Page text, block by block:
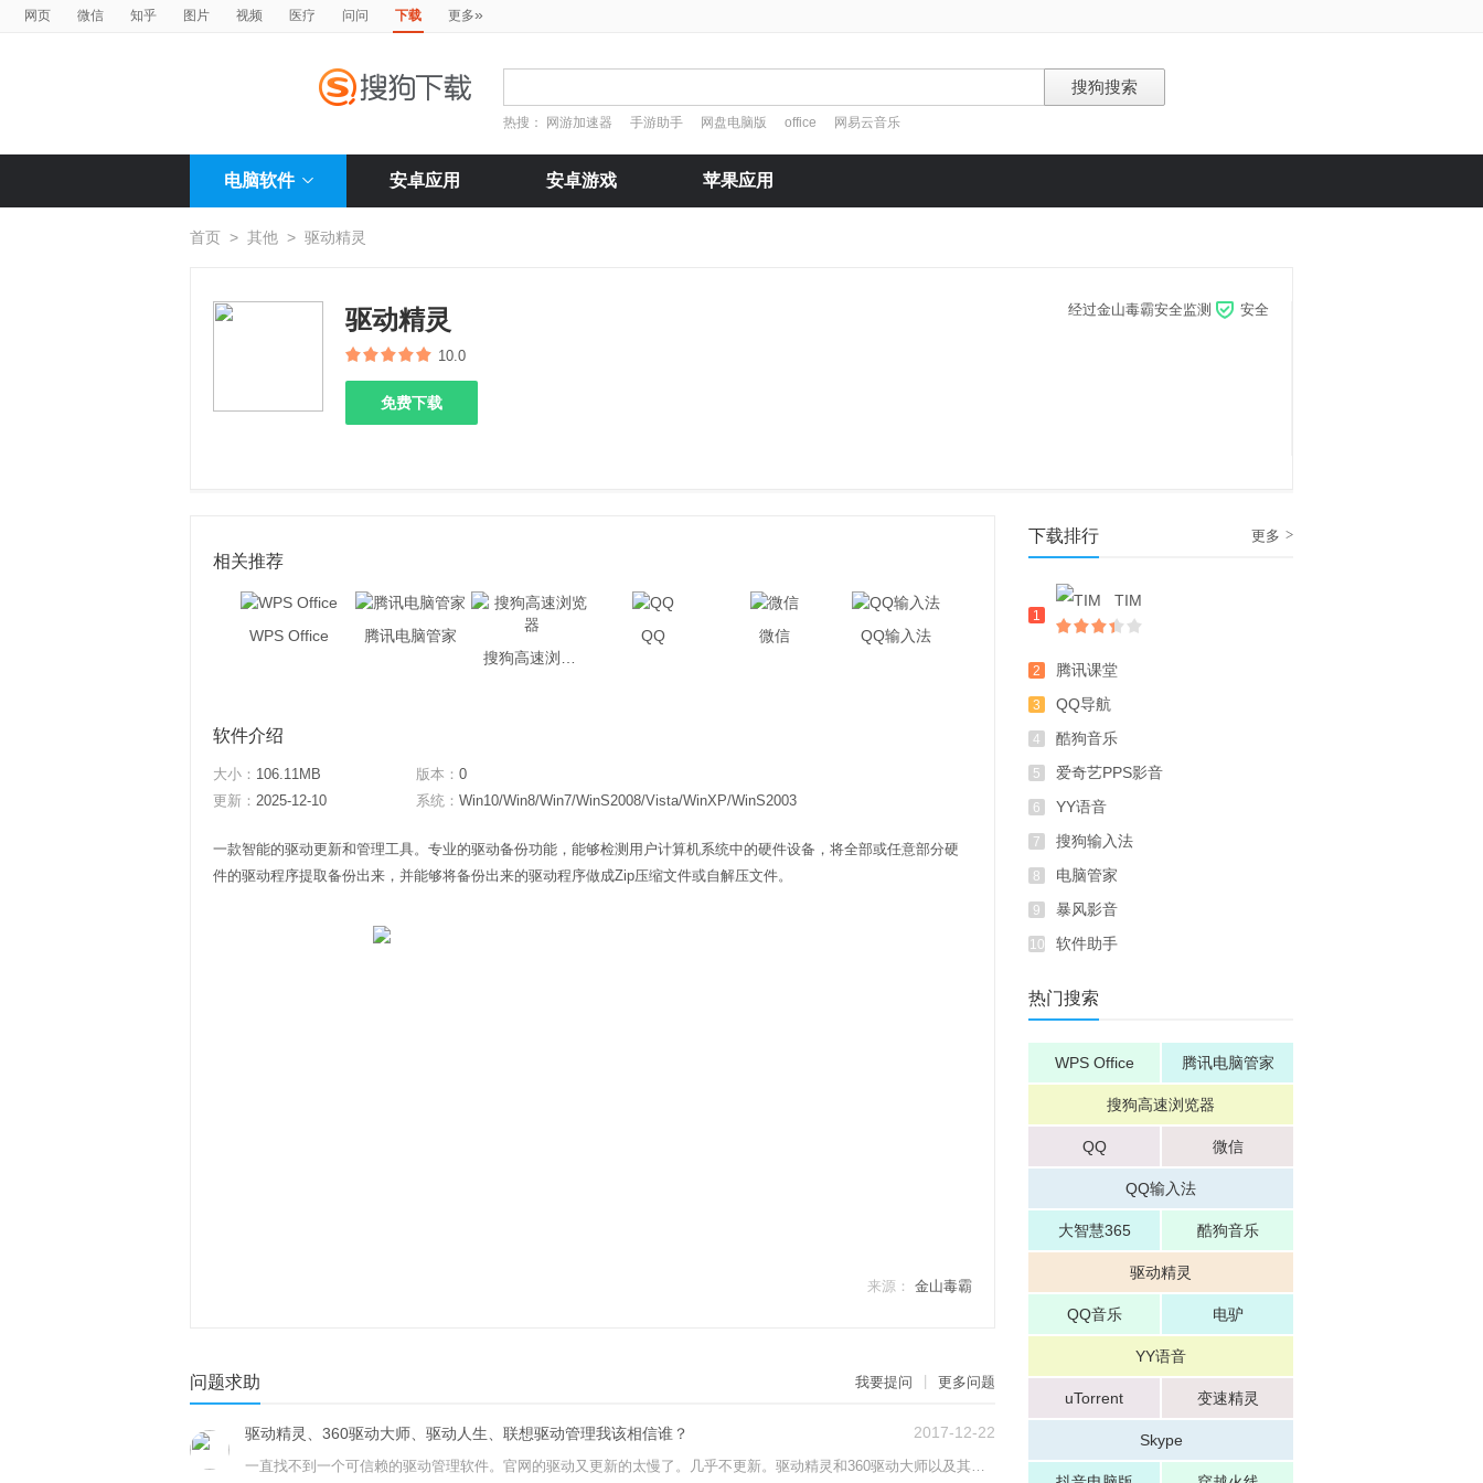
网页 微信 知乎 图片 视频 医疗 问问 下载 更多»
热搜： 网游加速器 手游助手 网盘电脑版 office 网易云音乐
电脑软件 安卓应用 安卓游戏 苹果应用
首页 > 其他 > 驱动精灵
驱动精灵
10.0
免费下载
经过金山毒霸安全监测 安全
相关推荐
WPS Office
腾讯电脑管家
QQ 微信 QQ输入法
软件介绍
大小： 106.11MB 版本： 0
更新： 2025-12-10 系统： Win10/Win8/Win7/WinS2008/Vista/WinXP/WinS2003
一款智能的驱动更新和管理工具。专业的驱动备份功能，能够检测用户计算机系统中的硬件设备，将全部或任意部分硬
件的驱动程序提取备份出来，并能够将备份出来的驱动程序做成Zip压缩文件或自解压文件。
来源： 金山毒霸
问题求助 我要提问 更多问题
驱动精灵、360驱动大师、驱动人生、联想驱动管理我该相信谁？
一直找不到一个可信赖的驱动管理软件。官网的驱动又更新的太慢了。几乎不更新。驱动精灵和360驱动大师以及其它驱动管理软件检测的驱动结果都不一样，而且标榜驱动来自官方。一些绿色版的驱动管理软件虽然纯净但检测结果感觉更不靠谱。该怎么样快速更新到最新的官方驱动呢？ 有一点我可能说明的不清楚。我说的“官网”驱动更新的太慢，我指的是笔记本品牌官网（比如联想官网）并不是说驱动制造商的官网。
2017-12-22
下载排行 更多 >
1
TIM
2 腾讯课堂
3 QQ导航
4 酷狗音乐
5 爱奇艺PPS影音
6 YY语音
7 搜狗输入法
8 电脑管家
9 暴风影音
10 软件助手
热门搜索
WPS Office 腾讯电脑管家
搜狗高速浏览器
QQ 微信
QQ输入法
大智慧365 酷狗音乐
驱动精灵
QQ音乐 电驴
YY语音
uTorrent 变速精灵
Skype